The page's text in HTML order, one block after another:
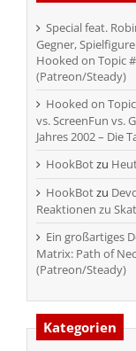
Special feat.
Gegner,
Hooked on Topic
(Patreon/Steady)
Hooked on
vs. ScreenFun vs.
Jahres 2002 – Die
HookBotzu
HookBotzu
Reaktionen zu
Ein großartiges
Matrix: Path of
(Patreon/Steady)
Kategorien